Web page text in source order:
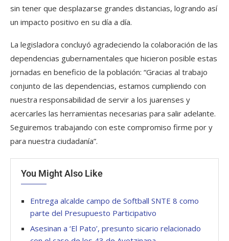
sin tener que desplazarse grandes distancias, logrando así
un impacto positivo en su día a día.
La legisladora concluyó agradeciendo la colaboración de las
dependencias gubernamentales que hicieron posible estas
jornadas en beneficio de la población: “Gracias al trabajo
conjunto de las dependencias, estamos cumpliendo con
nuestra responsabilidad de servir a los juarenses y
acercarles las herramientas necesarias para salir adelante.
Seguiremos trabajando con este compromiso firme por y
para nuestra ciudadanía”.
You Might Also Like
Entrega alcalde campo de Softball SNTE 8 como
parte del Presupuesto Participativo
Asesinan a ‘El Pato’, presunto sicario relacionado